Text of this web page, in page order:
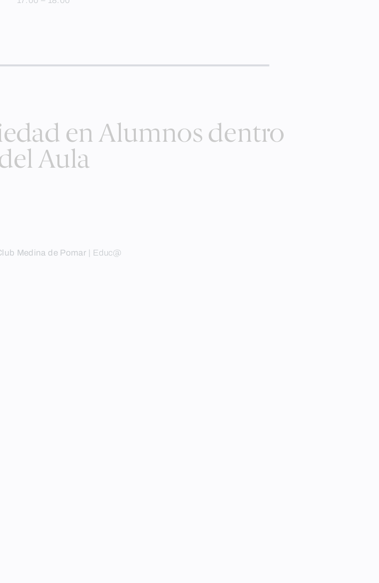
en Alumnos dentro
Aula
Medina de Pomar Educ@